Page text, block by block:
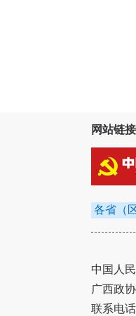
网站链接
中国人
广西政
联系电话